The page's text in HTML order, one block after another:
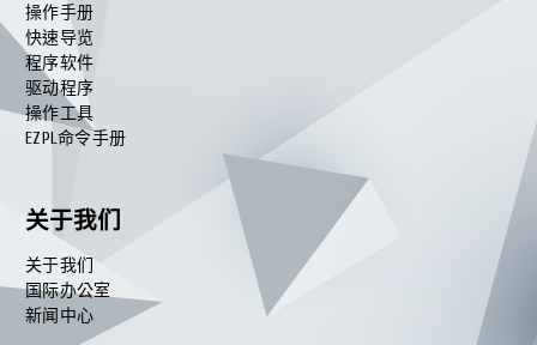
操作手册
快速导览
程序软件
驱动程序
操作工具
EZPL命令手册
关于我们
关于我们
国际办公室
新闻中心